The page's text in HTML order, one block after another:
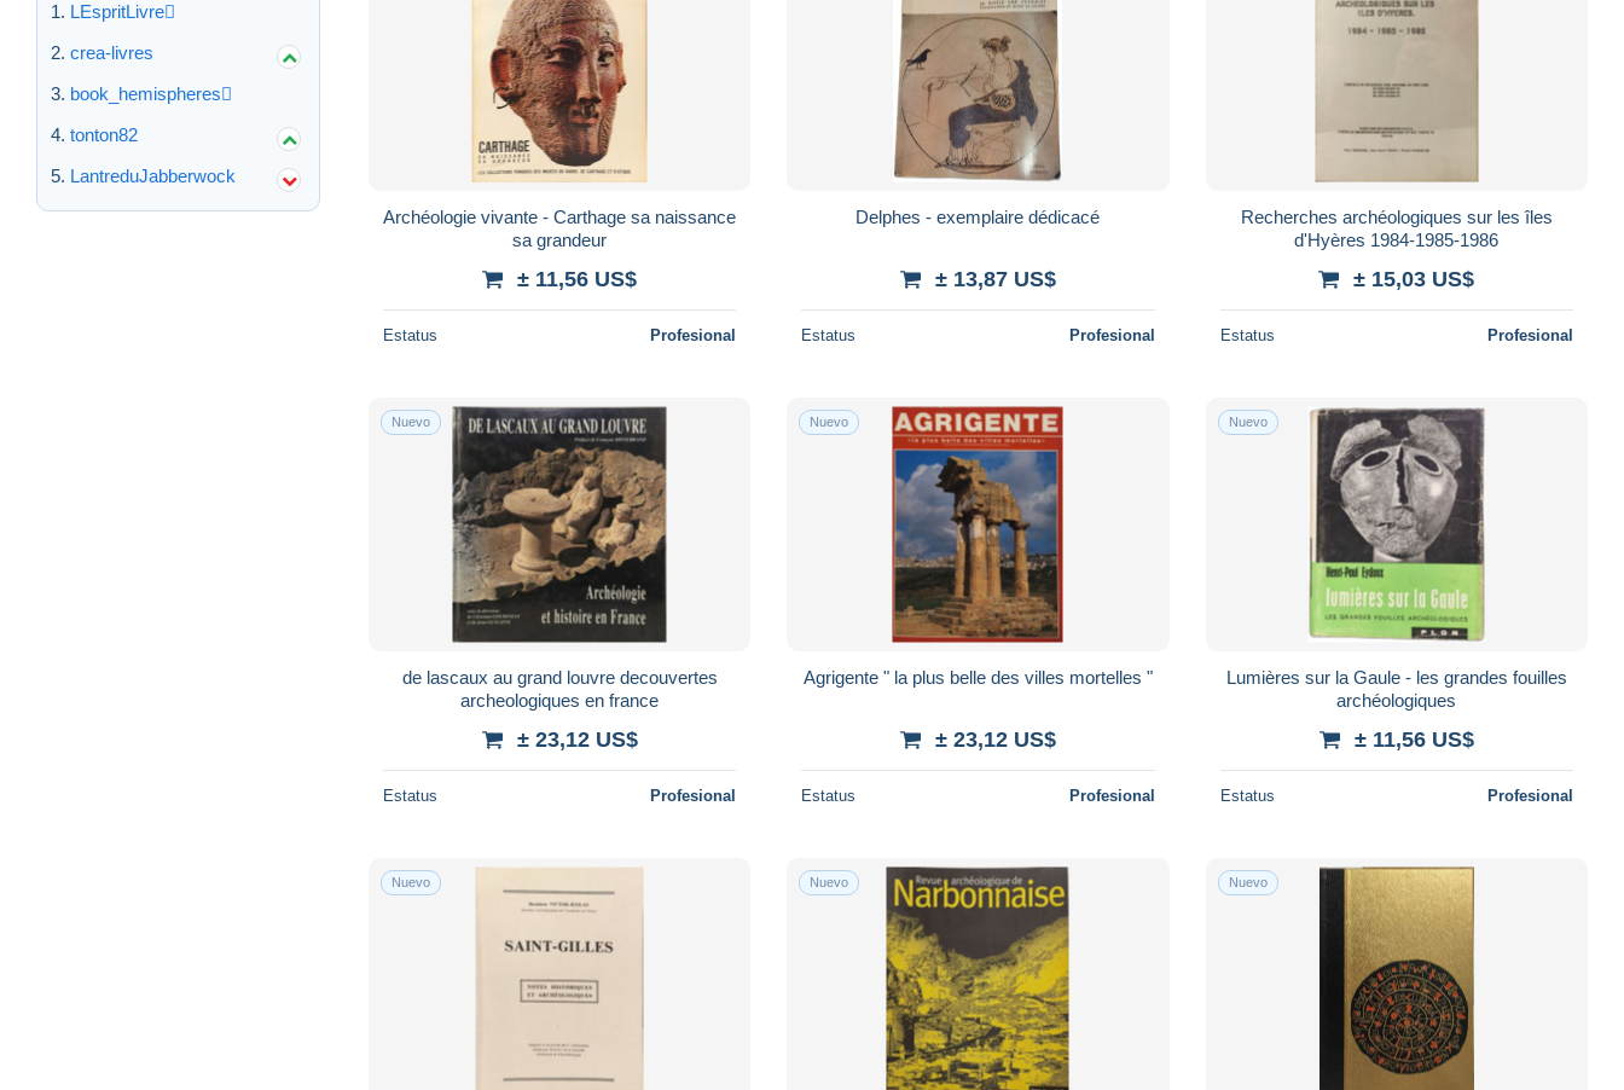
LEspritLivre
crea-livres
book_hemispheres
tonton82
LantreduJabberwock
Archéologie vivante - Carthage sa naissance
sa grandeur
± 11,56 US$
Estatus Profesional
Delphes - exemplaire dédicacé
± 13,87 US$
Estatus Profesional
Recherches archéologiques sur les îles
d'Hyères 1984-1985-1986
± 15,03 US$
Estatus Profesional
Nuevo
de lascaux au grand louvre decouvertes
archeologiques en france
± 23,12 US$
Estatus Profesional
Nuevo
Agrigente " la plus belle des villes mortelles "
± 23,12 US$
Estatus Profesional
Nuevo
Lumières sur la Gaule - les grandes fouilles
archéologiques
± 11,56 US$
Estatus Profesional
Nuevo Nuevo Nuevo